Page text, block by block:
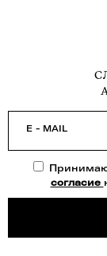
E - MAIL
согласие